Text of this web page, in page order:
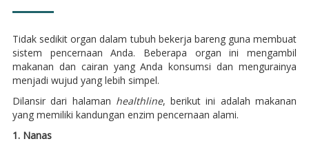
Tidak sedikit organ dalam tubuh bekerja bareng guna membuat
sistem pencernaan Anda. Beberapa organ ini mengambil
makanan dan cairan yang Anda konsumsi dan mengurainya
menjadi wujud yang lebih simpel.
Dilansir dari halaman healthline, berikut ini adalah makanan
yang memiliki kandungan enzim pencernaan alami.
1. Nanas